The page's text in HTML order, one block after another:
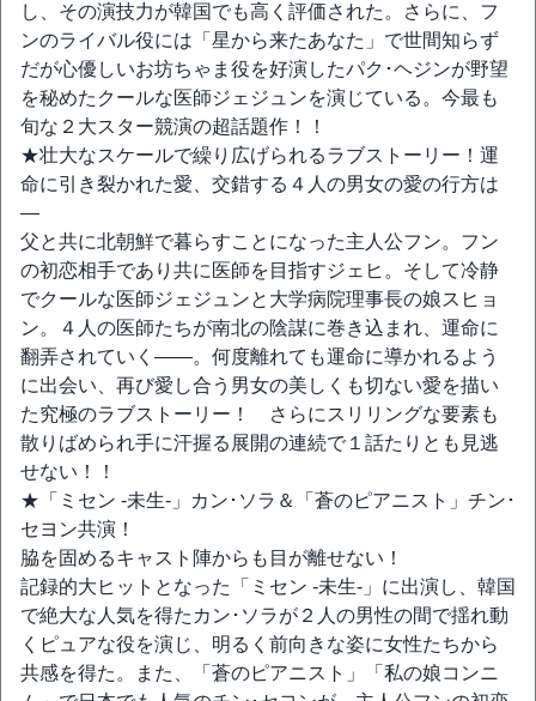
し、その演技力が韓国でも高く評価された。さらに、フ
ンのライバル役には「星から来たあなた」で世間知らず
だが心優しいお坊ちゃま役を好演したパク･ヘジンが野望
を秘めたクールな医師ジェジュンを演じている。今最も
旬な２大スター競演の超話題作！！
★壮大なスケールで繰り広げられるラブストーリー！運
命に引き裂かれた愛、交錯する４人の男女の愛の行方は
―
父と共に北朝鮮で暮らすことになった主人公フン。フン
の初恋相手であり共に医師を目指すジェヒ。そして冷静
でクールな医師ジェジュンと大学病院理事長の娘スヒョ
ン。４人の医師たちが南北の陰謀に巻き込まれ、運命に
翻弄されていく――。何度離れても運命に導かれるよう
に出会い、再び愛し合う男女の美しくも切ない愛を描い
た究極のラブストーリー！ さらにスリリングな要素も
散りばめられ手に汗握る展開の連続で１話たりとも見逃
せない！！
★「ミセン -未生-」カン･ソラ＆「蒼のピアニスト」チン･
セヨン共演！
脇を固めるキャスト陣からも目が離せない！
記録的大ヒットとなった「ミセン -未生-」に出演し、韓国
で絶大な人気を得たカン･ソラが２人の男性の間で揺れ動
くピュアな役を演じ、明るく前向きな姿に女性たちから
共感を得た。また、「蒼のピアニスト」「私の娘コンニ